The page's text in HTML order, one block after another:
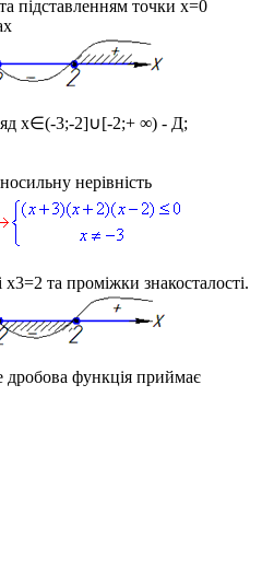
підставленням точки x=0
x∈(-3;-2]∪[-2;+ ∞) - Д;
нерівність
x3=2 та проміжки знакосталості.
дробова функція приймає